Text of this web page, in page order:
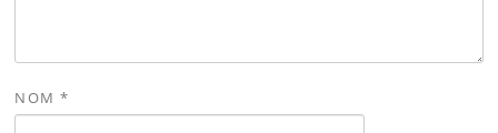
NOM*